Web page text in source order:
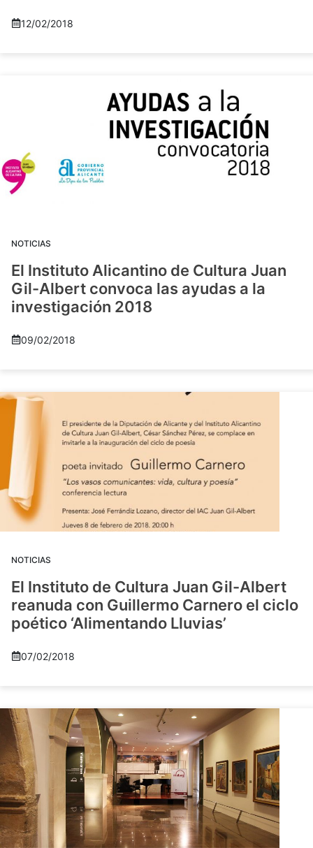
12/02/2018
NOTICIAS
El Instituto Alicantino de Cultura Juan
Gil-Albert convoca las ayudas a la
investigación 2018
09/02/2018
NOTICIAS
El Instituto de Cultura Juan Gil-Albert
reanuda con Guillermo Carnero el ciclo
poético ‘Alimentando Lluvias’
07/02/2018